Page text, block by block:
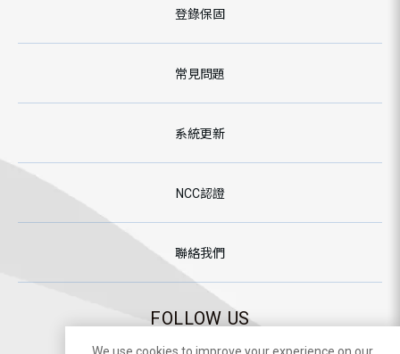
FOLLOW US
登錄保固
常見問題
系統更新
NCC認證
聯絡我們